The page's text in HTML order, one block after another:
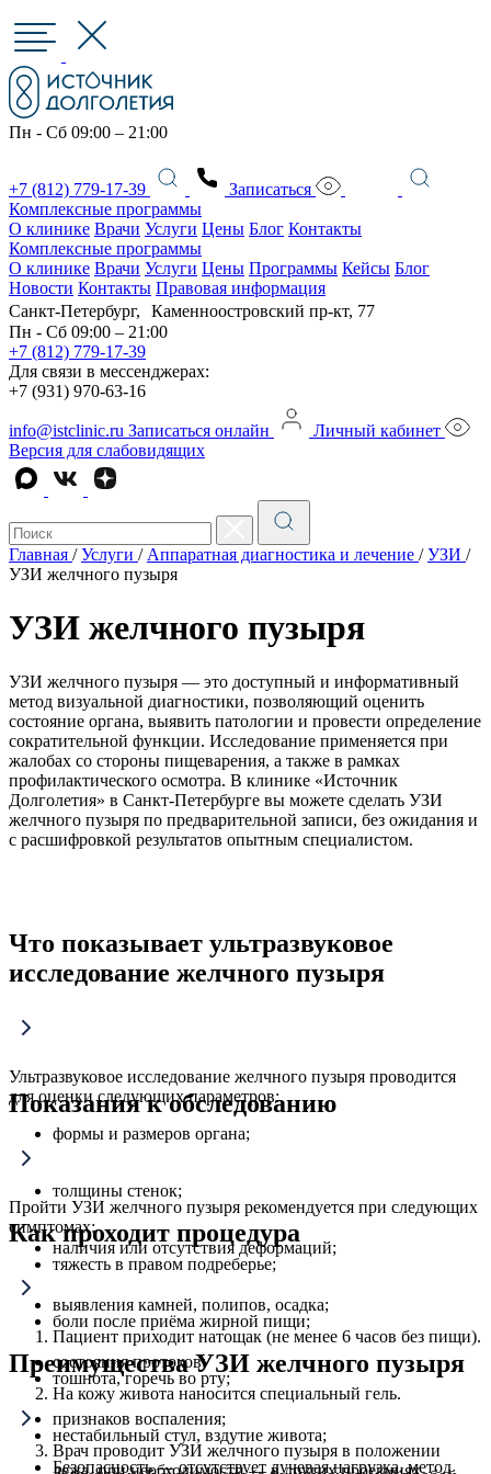
Пн - Сб 09:00 – 21:00
+7 (812) 779-17-39
Записаться
Комплексные программы
О клинике Врачи Услуги Цены Блог Контакты
Комплексные программы
О клинике Врачи Услуги Цены Программы Кейсы Блог
Новости Контакты Правовая информация
Санкт-Петербург, Каменноостровский пр-кт, 77
Пн - Сб 09:00 – 21:00
+7 (812) 779-17-39
Для связи в мессенджерах:
+7 (931) 970-63-16
info@istclinic.ru Записаться онлайн
Личный кабинет
Версия для слабовидящих
Главная / Услуги / Аппаратная диагностика и лечение / УЗИ /
УЗИ желчного пузыря
УЗИ желчного пузыря
УЗИ желчного пузыря — это доступный и информативный
метод визуальной диагностики, позволяющий оценить
состояние органа, выявить патологии и провести определение
сократительной функции. Исследование применяется при
жалобах со стороны пищеварения, а также в рамках
профилактического осмотра. В клинике «Источник
Долголетия» в Санкт-Петербурге вы можете сделать УЗИ
желчного пузыря по предварительной записи, без ожидания и
с расшифровкой результатов опытным специалистом.
Что показывает ультразвуковое
исследование желчного пузыря
Ультразвуковое исследование желчного пузыря проводится
для оценки следующих параметров:
формы и размеров органа;
толщины стенок;
наличия или отсутствия деформаций;
выявления камней, полипов, осадка;
состояния протоков;
признаков воспаления;
Показания к обследованию
Пройти УЗИ желчного пузыря рекомендуется при следующих
симптомах:
тяжесть в правом подреберье;
боли после приёма жирной пищи;
тошнота, горечь во рту;
нестабильный стул, вздутие живота;
Как проходит процедура
Пациент приходит натощак (не менее 6 часов без пищи).
На кожу живота наносится специальный гель.
Врач проводит УЗИ желчного пузыря в положении
Преимущества УЗИ желчного пузыря
Безопасность — отсутствует лучевая нагрузка, метод